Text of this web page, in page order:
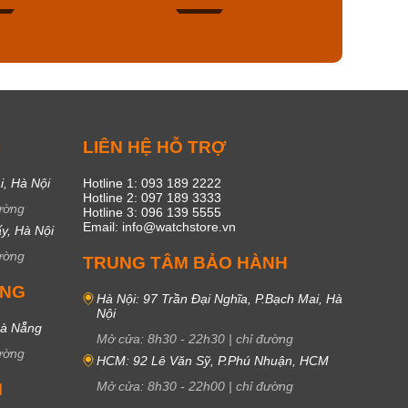
Hà Nội
Hà Nội
Nẵng
LIÊN HỆ HỖ TRỢ
Hotline 1: 093 189 2222
Hotline 2: 097 189 3333
Hotline 3: 096 139 5555
Email: info@watchstore.vn
TRUNG TÂM BẢO HÀNH
Hà Nội: 97 Trần Đại Nghĩa, P.Bạch Mai, Hà
Nội
Mở cửa: 8h30 - 22h30 | chỉ đường
HCM: 92 Lê Văn Sỹ, P.Phú Nhuận, HCM
Mở cửa: 8h30 - 22h00 | chỉ đường